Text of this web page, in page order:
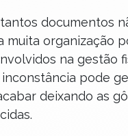
documentos
muita organização
na gestão
pode
deixando as